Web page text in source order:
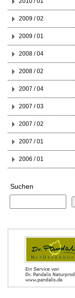
2009 / 02
2009 / 01
2008 / 04
2008 / 02
2007 / 04
2007 / 03
2007 / 02
2007 / 01
2006 / 01
Suchen